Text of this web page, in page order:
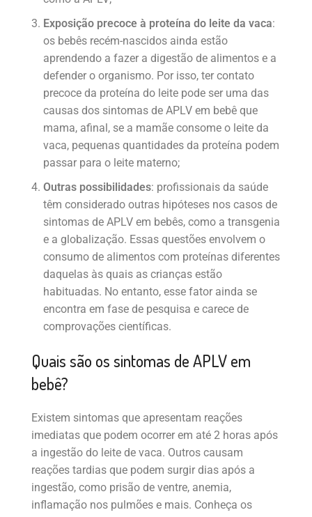
Exposição precoce à proteína do leite da vaca:
os bebês recém-nascidos ainda estão
aprendendo a fazer a digestão de alimentos e a
defender o organismo. Por isso, ter contato
precoce da proteína do leite pode ser uma das
causas dos sintomas de APLV em bebê que
mama, afinal, se a mamãe consome o leite da
vaca, pequenas quantidades da proteína podem
passar para o leite materno;
Outras possibilidades: profissionais da saúde
têm considerado outras hipóteses nos casos de
sintomas de APLV em bebês, como a transgenia
e a globalização. Essas questões envolvem o
consumo de alimentos com proteínas diferentes
daquelas às quais as crianças estão
habituadas. No entanto, esse fator ainda se
encontra em fase de pesquisa e carece de
comprovações científicas.
Quais são os sintomas de APLV em
bebê?
Existem sintomas que apresentam reações
imediatas que podem ocorrer em até 2 horas após
a ingestão do leite de vaca. Outros causam
reações tardias que podem surgir dias após a
ingestão, como prisão de ventre, anemia,
inflamação nos pulmões e mais. Conheça os